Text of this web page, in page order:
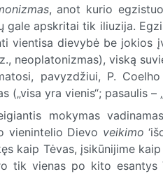
, anot kurio
gale apskritai tik iliuzija.
vientisa dievybė be jokios
neoplatonizmas), viską
pavyzdžiui, P.
yra vienis“; pasaulis –
mokymas
vienintelio Dievo veikimo
kaip Tėvas, įsikūnijime
tik vienas po kito